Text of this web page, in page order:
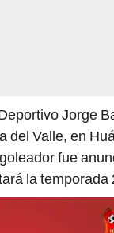
Jorge
del Valle, en
fue
la temporada